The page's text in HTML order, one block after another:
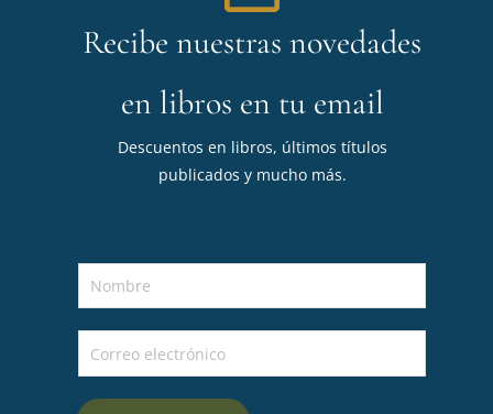
Recibe nuestras novedades
en libros en tu email
Descuentos en libros, últimos títulos
publicados y mucho más.
o
m
o